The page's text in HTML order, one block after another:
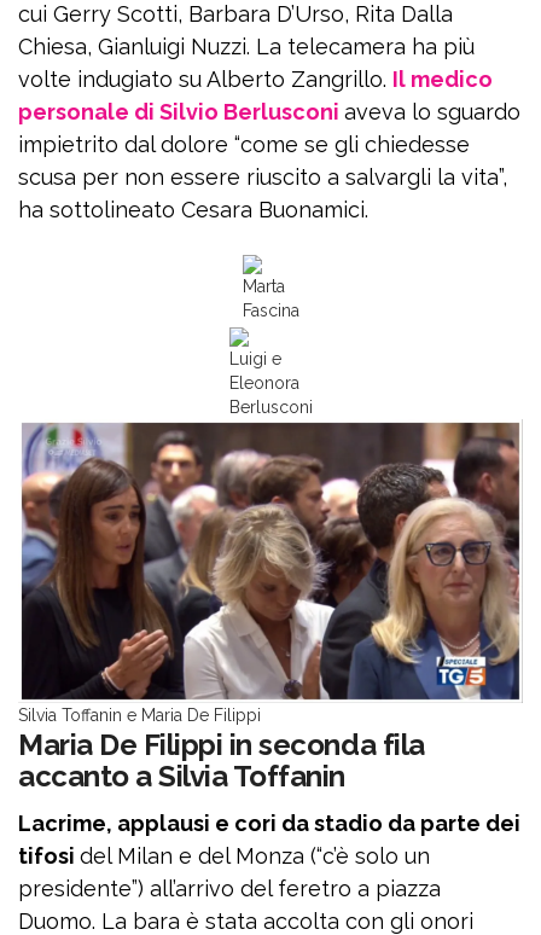
cui Gerry Scotti, Barbara D’Urso, Rita Dalla
Chiesa, Gianluigi Nuzzi. La telecamera ha più
volte indugiato su Alberto Zangrillo. Il medico
personale di Silvio Berlusconi aveva lo sguardo
impietrito dal dolore “come se gli chiedesse
scusa per non essere riuscito a salvargli la vita”,
ha sottolineato Cesara Buonamici.
Marta
Fascina
Luigi e
Eleonora
Berlusconi
Silvia Toffanin e Maria De Filippi
Maria De Filippi in seconda fila
accanto a Silvia Toffanin
Lacrime, applausi e cori da stadio da parte dei
tifosi del Milan e del Monza (“c’è solo un
presidente”) all’arrivo del feretro a piazza
Duomo. La bara è stata accolta con gli onori